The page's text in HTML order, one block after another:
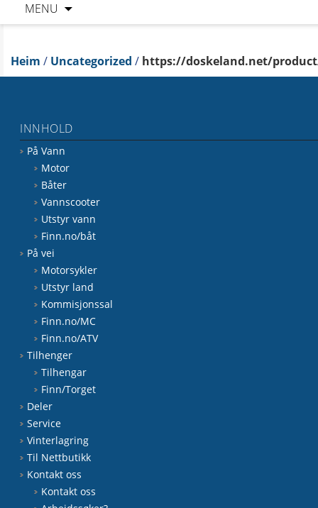
MENU
Heim / Uncategorized / https://doskeland.net/
INNHOLD
På Vann
Motor
Båter
Vannscooter
Utstyr vann
Finn.no/båt
På vei
Motorsykler
Utstyr land
Kommisjonssal
Finn.no/MC
Finn.no/ATV
Tilhenger
Tilhengar
Finn/Torget
Deler
Service
Vinterlagring
Til Nettbutikk
Kontakt oss
Kontakt oss